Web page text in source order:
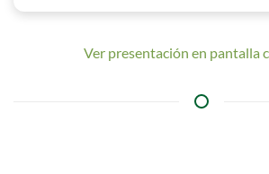
Ver presentación en pantalla